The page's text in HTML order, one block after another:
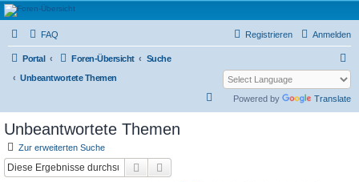
L319-forum.de
FAQ Anmelden
Registrieren
Portal Foren-Übersicht
Suche
Unbeantwortete Themen
c
h
Powered by Translate
Unbeantwortete Themen
Zur erweiterten Suche
Suche